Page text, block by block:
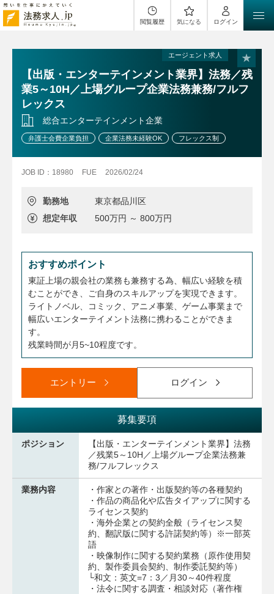
閲覧履歴 気になる ログイン
エージェント求人
【出版・エンターテインメント業界】法務／残
業5～10H／上場グループ企業法務兼務/フルフ
レックス
総合エンターテインメント企業
弁護士会費企業負担 企業法務未経験OK フレックス制
JOB ID：18980 FUE 2026/02/24
勤務地
東京都品川区
想定年収
500万円 ～ 800万円
おすすめポイント
東証上場の親会社の業務も兼務する為、幅広い経験を積
むことができ、ご自身のスキルアップを実現できます。
ライトノベル、コミック、アニメ事業、ゲーム事業まで
幅広いエンターテイメント法務に携わることができま
す。
残業時間が月5~10程度です。
エントリー ログイン
募集要項
ポジション
【出版・エンターテインメント業界】法務
／残業5～10H／上場グループ企業法務兼
務/フルフレックス
業務内容
・作家との著作・出版契約等の各種契約
・作品の商品化や広告タイアップに関する
ライセンス契約
・海外企業との契約全般（ライセンス契
約、翻訳版に関する許諾契約等）※一部英
語
・映像制作に関する契約業務（原作使用契
約、製作委員会契約、制作委託契約等）
└和文：英文=7：3／月30～40件程度
・法令に関する調査・相談対応（著作権